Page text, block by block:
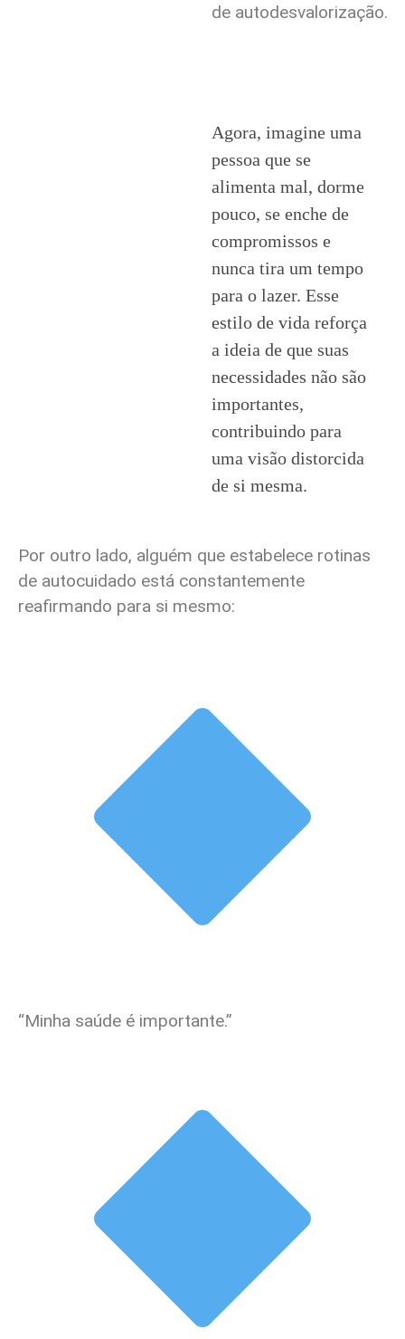
de autodesvalorização.
Agora, imagine uma
pessoa que se
alimenta mal, dorme
pouco, se enche de
compromissos e
nunca tira um tempo
para o lazer. Esse
estilo de vida reforça
a ideia de que suas
necessidades não são
importantes,
contribuindo para
uma visão distorcida
de si mesma.
Por outro lado, alguém que estabelece rotinas
de autocuidado está constantemente
reafirmando para si mesmo:
“Minha saúde é importante.”